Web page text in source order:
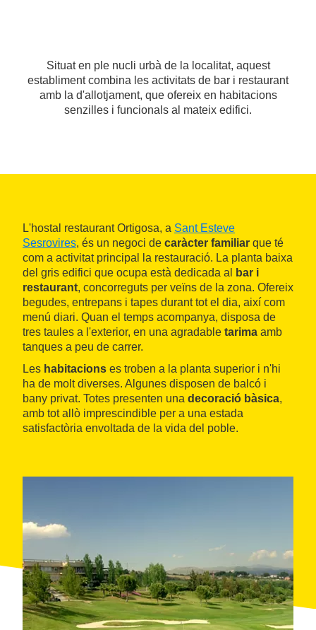
Situat en ple nucli urbà de la localitat, aquest
establiment combina les activitats de bar i restaurant
amb la d'allotjament, que ofereix en habitacions
senzilles i funcionals al mateix edifici.
L'hostal restaurant Ortigosa, a Sant Esteve
Sesrovires, és un negoci de caràcter familiar que té
com a activitat principal la restauració. La planta baixa
del gris edifici que ocupa està dedicada al
bar i
restaurant, concorreguts per veïns de la zona. Ofereix
begudes, entrepans i tapes durant tot el dia, així com
menú diari. Quan el temps acompanya, disposa de
tres taules a l'exterior, en una agradable tarima amb
tanques a peu de carrer.
Les habitacions es troben a la planta superior i n'hi
ha de molt diverses. Algunes disposen de balcó i
bany privat. Totes presenten una decoració bàsica,
amb tot allò imprescindible per a una estada
satisfactòria envoltada de la vida del poble.